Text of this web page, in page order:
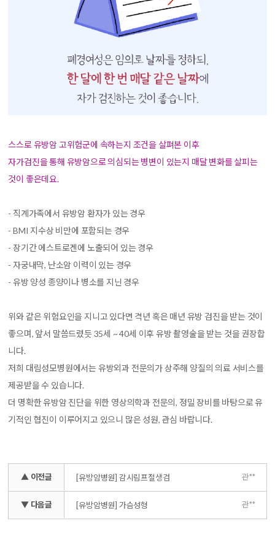
스스로 유방암 고위험군에 속하는지 조건을 살펴본 이후
자가검진을 통해 유방암으로 의심되는 병변이 있는지 매달 변화를 살피는
것이 좋은데요.
- 직계가족에서 유방암 환자가 있는 경우
- BMI 지수상 비만에 포함되는 경우
- 장기간 에스트로겐에 노출되어 있는 경우
- 자궁내막, 난소암 이력이 있는 경우
- 유방 양성 종양이나 병소를 지닌 경우
위와 같은 위험요인을 지니고 있다면 격년 혹은 매년 유방 검진을 받는 것이
좋으며, 앞서 말씀드렸듯 35세 ~ 40세 이후 유방 촬영술을 받는 것을 권장합
니다.
저희 대림성모병원에서는 유방외과 전문의가 상주해 양질의 의료 서비스를
제공받을 수 있습니다.
더 명확한 유방암 진단을 위한 영상의학과 전문의, 정밀 장비를 바탕으로 유
기적인 협진이 이루어지고 있으니 많은 성원, 관심 바랍니다.
▲ 이전글 [유방암병원] 감시림프절생검 관**
▼ 다음글 [유방암병원] 가슴성형 관**